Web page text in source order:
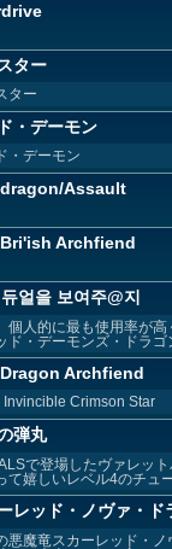
ター
ター
・デーモン
・デーモン
Assault
Archfiend
얼을 보여주@지
個人的に最も使用率が
ド・デーモンズ・ドラゴ
Archfiend
Invincible Crimson Star
弾丸
で登場したヴァレッ
て嬉しいレベル4のチュ
レッド・ノヴァ・ド
悪魔竜スカーレッド・